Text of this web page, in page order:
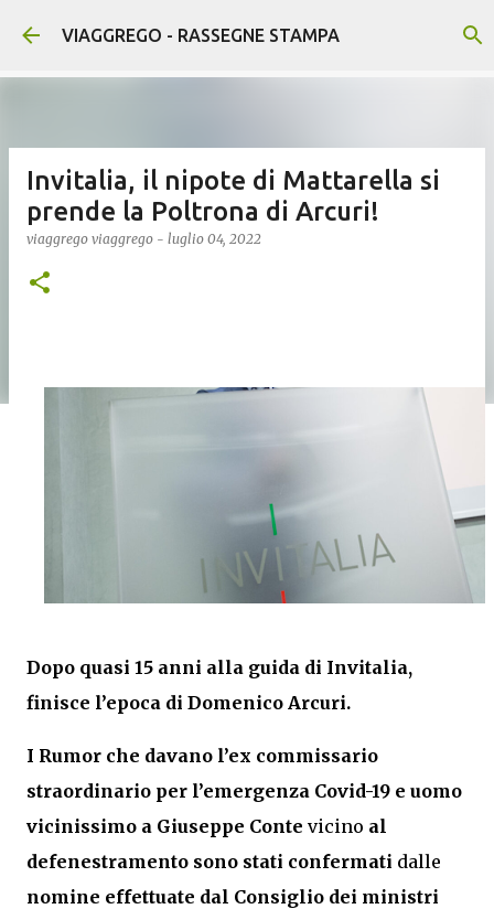
Passa ai contenuti principali
VIAGGREGO - RASSEGNE STAMPA
Invitalia, il nipote di Mattarella si
prende la Poltrona di Arcuri!
viaggrego viaggrego - luglio 04, 2022
Dopo quasi 15 anni alla guida di Invitalia,
finisce l’epoca di Domenico Arcuri.
I Rumor che davano l’ex commissario
straordinario per l’emergenza Covid-19 e uomo
vicinissimo a Giuseppe Conte vicino al
defenestramento sono stati confermati dalle
nomine effettuate dal Consiglio dei ministri